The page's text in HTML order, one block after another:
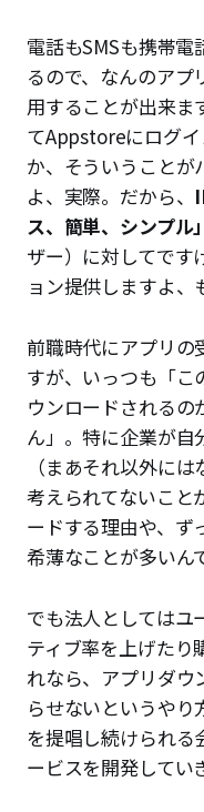
電話もSMSも携帯
るので、なんのアプ
用することが出来
てAppstoreにログ
か、そういうことが
よ、実際。だから、
ス、簡単、シンプル
ザー）に対してです
ョン提供しますよ、
前職時代にアプリの
すが、いっつも「こ
ウンロードされるの
ん」。特に企業が自
（まあそれ以外に
考えられてないこと
ードする理由や、ず
希薄なことが多いん
でも法人としてはユ
ティブ率を上げたり
れなら、アプリダウ
らせないというや
を提唱し続けられる
ービスを開発してい